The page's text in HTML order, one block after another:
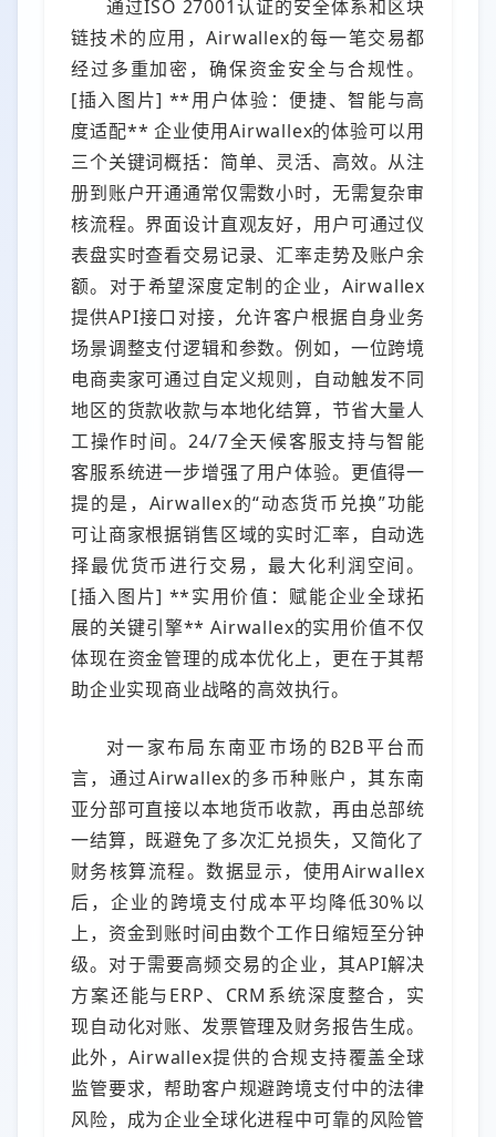
通过ISO 27001认证的安全体系和区块
链技术的应用，Airwallex的每一笔交易都
经过多重加密，确保资金安全与合规性。
[插入图片] **用户体验：便捷、智能与高
度适配** 企业使用Airwallex的体验可以用
三个关键词概括：简单、灵活、高效。从注
册到账户开通通常仅需数小时，无需复杂审
核流程。界面设计直观友好，用户可通过仪
表盘实时查看交易记录、汇率走势及账户余
额。对于希望深度定制的企业，Airwallex
提供API接口对接，允许客户根据自身业务
场景调整支付逻辑和参数。例如，一位跨境
电商卖家可通过自定义规则，自动触发不同
地区的货款收款与本地化结算，节省大量人
工操作时间。24/7全天候客服支持与智能
客服系统进一步增强了用户体验。更值得一
提的是，Airwallex的“动态货币兑换”功能
可让商家根据销售区域的实时汇率，自动选
择最优货币进行交易，最大化利润空间。
[插入图片] **实用价值：赋能企业全球拓
展的关键引擎** Airwallex的实用价值不仅
体现在资金管理的成本优化上，更在于其帮
助企业实现商业战略的高效执行。
对一家布局东南亚市场的B2B平台而
言，通过Airwallex的多币种账户，其东南
亚分部可直接以本地货币收款，再由总部统
一结算，既避免了多次汇兑损失，又简化了
财务核算流程。数据显示，使用Airwallex
后，企业的跨境支付成本平均降低30%以
上，资金到账时间由数个工作日缩短至分钟
级。对于需要高频交易的企业，其API解决
方案还能与ERP、CRM系统深度整合，实
现自动化对账、发票管理及财务报告生成。
此外，Airwallex提供的合规支持覆盖全球
监管要求，帮助客户规避跨境支付中的法律
风险，成为企业全球化进程中可靠的风险管